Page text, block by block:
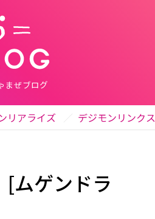
まぜブログ
リアライズ デジモンリンクス
[ムゲンドラ